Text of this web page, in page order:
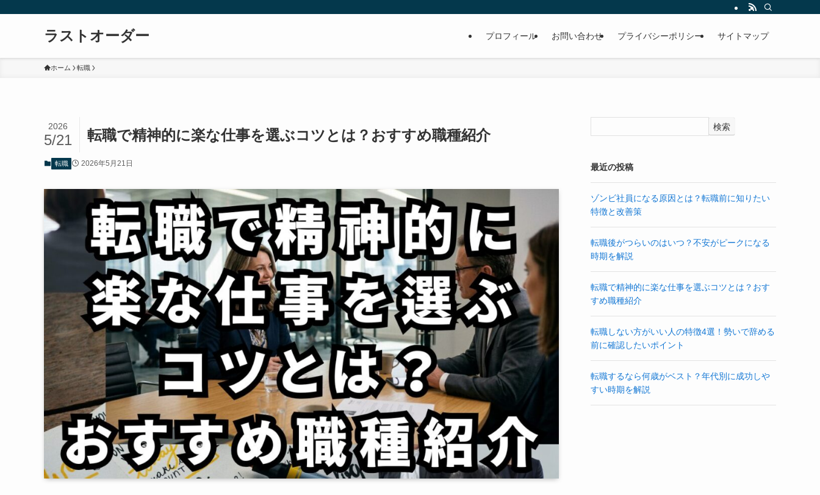
ラストオーダー プロフィール お問い合わせ プライバシーポリシー サイトマップ
ホーム 転職
転職で精神的に楽な仕事を選ぶコツとは？おすすめ職種紹介
2026
5/21
転職 2026年5月21日
検索
最近の投稿
ゾンビ社員になる原因とは？転職前に知りたい
特徴と改善策
転職後がつらいのはいつ？不安がピークになる
時期を解説
転職で精神的に楽な仕事を選ぶコツとは？おす
すめ職種紹介
転職しない方がいい人の特徴4選！勢いで辞める
前に確認したいポイント
転職するなら何歳がベスト？年代別に成功しや
すい時期を解説